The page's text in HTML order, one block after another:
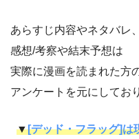
あらすじ内容やネタバレ、
感想/考察や結末予想は
実際に漫画を読まれた方
アンケートを元にしてお
▼[デッド・フラッグ]は